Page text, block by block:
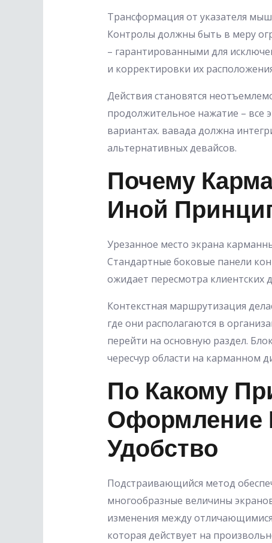
Трансформация от указателя
Контролы должны быть в меру
– гарантированными для
и корректировки их
Действия становятся
продолжительное нажатие – все
вариантах. вавада должна
альтернативных девайсов.
Почему
Иной
Урезанное место экрана
Стандартные боковые панели
ожидает пересмотра клиентских
Контекстная маршрутизация
где они располагаются в
перейти на основную раздел.
чересчур области на карманном
По Какому
Оформление
Удобство
Подстраивающийся метод
многообразные величины
изменения между отличающимися
которая действует на